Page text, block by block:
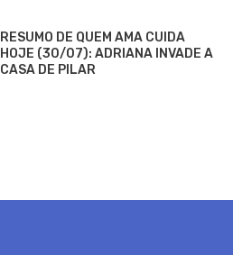
RESUMO DE QUEM AMA CUIDA
HOJE (30/07): ADRIANA INVADE A
CASA DE PILAR